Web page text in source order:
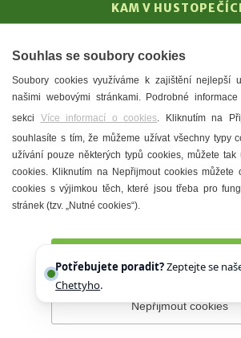
KAM V
T. G. Masaryk
Mandloně
Ubytování
Restaurace
Městské muzeum a
Denní meníčka
Prohlášení o přístupnosti Správce webu
Souhlas se soubory cookies
Soubory cookies využíváme k zajištění nejlepší
našimi webovými stránkami. Podrobné
sekci Více informací o cookies. Kliknutím na
souhlasíte s tím, že můžeme užívat všechny typy
užívání pouze některých typů cookies, můžete
cookies. Kliknutím na Nepřijmout cookies můžete
cookies s výjimkou těch, které jsou třeba pro
stránek (tzv. „Nutné cookies“).
Nepřijmout cookies
Potřebujete poradit?Zeptejte se
Chettyho.